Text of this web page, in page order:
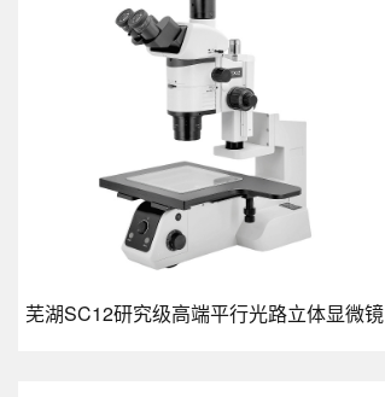
芜湖SC12研究级高端平行光路立体显微镜